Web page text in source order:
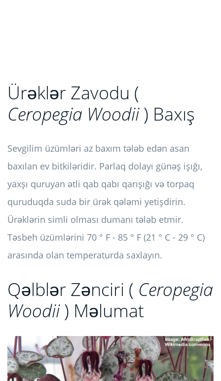
Ürəklər Zavodu (
Ceropegia Woodii) Baxış
Sevgilim üzümləri az baxım tələb edən asan
baxılan ev bitkiləridir. Parlaq dolayı günəş işığı,
yaxşı quruyan ətli qab qabı qarışığı və torpaq
quruduqda suda bir ürək qələmi yetişdirin.
Ürəklərin simli olması dumanı tələb etmir.
Təsbeh üzümlərini 70 ° F - 85 ° F (21 ° C - 29 ° C)
arasında olan temperaturda saxlayın.
Qəlblər Zənciri ( Ceropegia
Woodii) Məlumat